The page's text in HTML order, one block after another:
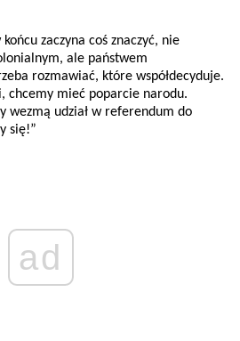
zaczyna coś znaczyć, nie
ale państwem
rozmawiać, które współdecyduje.
chcemy mieć poparcie narodu.
wezmą udział w referendum do
się!”
ad